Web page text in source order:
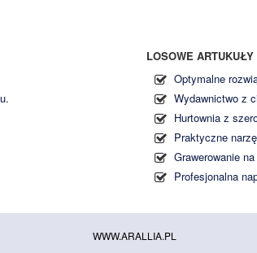
LOSOWE ARTUKUŁY
Optymalne
Wydawnictwo z
Hurtownia z
Praktyczne
Grawerowanie
Profesjonalna
WWW.ARALLIA.PL